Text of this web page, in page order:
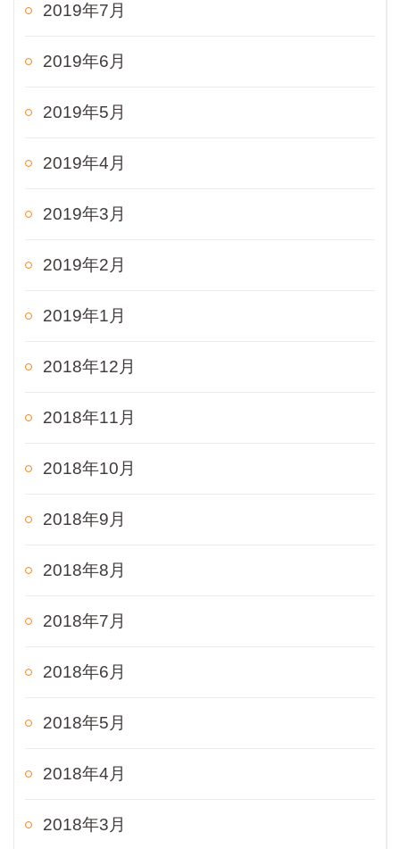
2019年7月
2019年6月
2019年5月
2019年4月
2019年3月
2019年2月
2019年1月
2018年12月
2018年11月
2018年10月
2018年9月
2018年8月
2018年7月
2018年6月
2018年5月
2018年4月
2018年3月